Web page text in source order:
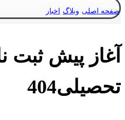
صفحه اصلی وبلاگ اخبار
آغاز پیش ثبت
تحصیلی404